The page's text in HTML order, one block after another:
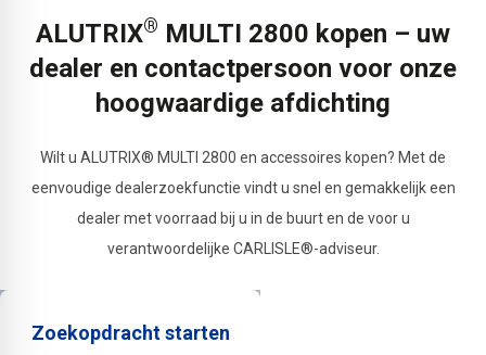
ALUTRIX® MULTI 2800 kopen – uw
dealer en contactpersoon voor onze
hoogwaardige afdichting
Wilt u ALUTRIX® MULTI 2800 en accessoires kopen? Met de
eenvoudige dealerzoekfunctie vindt u snel en gemakkelijk een
dealer met voorraad bij u in de buurt en de voor u
verantwoordelijke CARLISLE®-adviseur.
Zoekopdracht starten